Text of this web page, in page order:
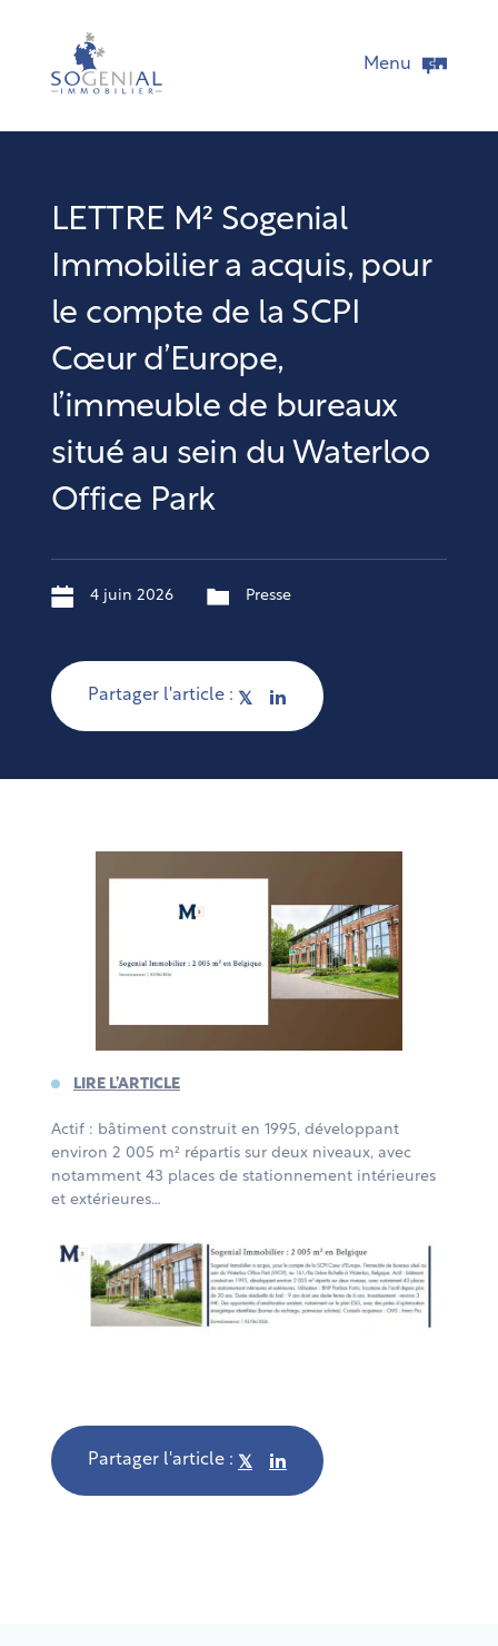
Menu
LETTRE M² Sogenial
Immobilier a acquis, pour
le compte de la SCPI
Cœur d’Europe,
l’immeuble de bureaux
situé au sein du Waterloo
Office Park
4 juin 2026 Presse
Partager l'article : 𝕏
LIRE L’ARTICLE
Actif : bâtiment construit en 1995, développant
environ 2 005 m² répartis sur deux niveaux, avec
notamment 43 places de stationnement intérieures
et extérieures…
Partager l'article : 𝕏